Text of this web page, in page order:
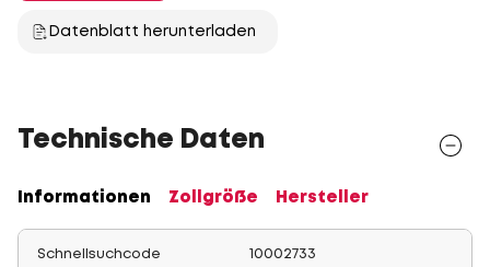
Datenblatt herunterladen
Technische Daten
Informationen Zollgröße Hersteller
Schnellsuchcode 10002733